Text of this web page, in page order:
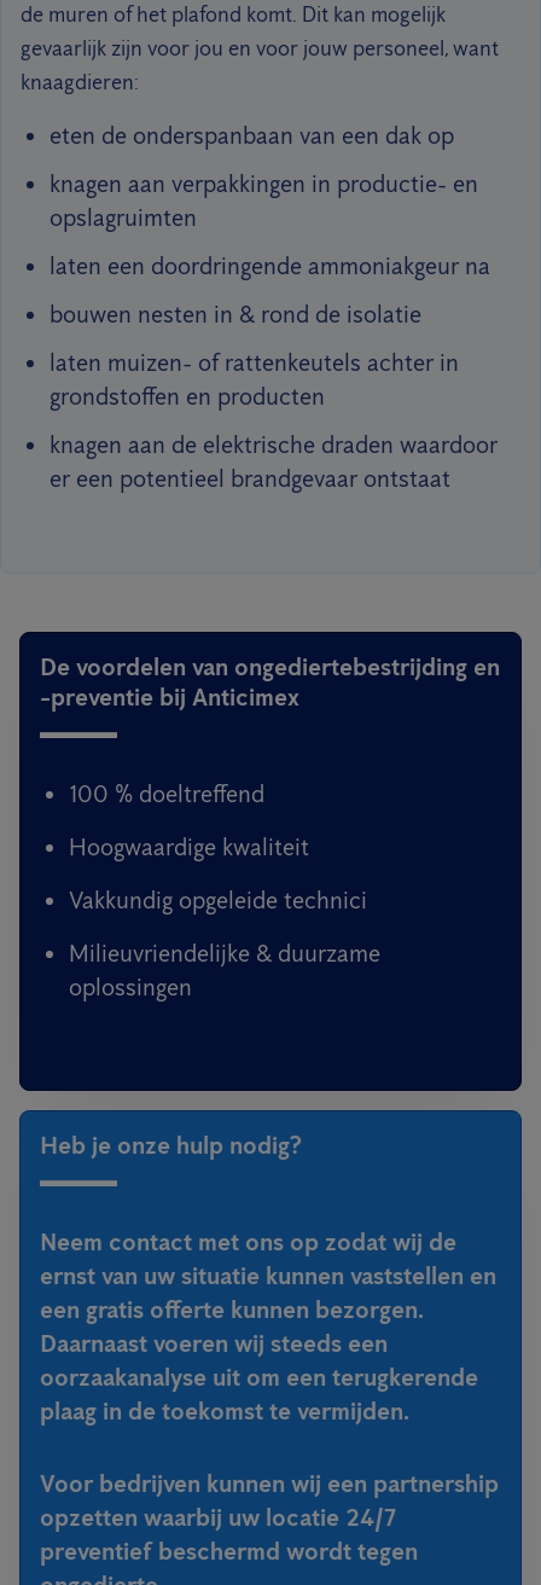
de muren of het plafond komt. Dit kan mogelijk
gevaarlijk zijn voor jou en voor jouw personeel, want
knaagdieren:
eten de onderspanbaan van een dak op
knagen aan verpakkingen in productie- en
opslagruimten
laten een doordringende ammoniakgeur na
bouwen nesten in & rond de isolatie
laten muizen- of rattenkeutels achter in
grondstoffen en producten
knagen aan de elektrische draden waardoor
er een potentieel brandgevaar ontstaat
De voordelen van ongediertebestrijding en
-preventie bij Anticimex
100 % doeltreffend
Hoogwaardige kwaliteit
Vakkundig opgeleide technici
Milieuvriendelijke & duurzame
oplossingen
Heb je onze hulp nodig?
Neem contact met ons op zodat wij de
ernst van uw situatie kunnen vaststellen en
een gratis offerte kunnen bezorgen.
Daarnaast voeren wij steeds een
oorzaakanalyse uit om een terugkerende
plaag in de toekomst te vermijden.
Voor bedrijven kunnen wij een partnership
opzetten waarbij uw locatie 24/7
preventief beschermd wordt tegen